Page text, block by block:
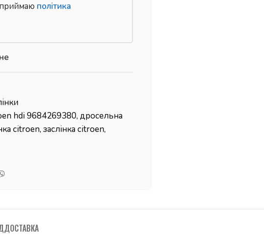
політика
hdi 9684269380, дросельна
citroen, заслінка citroen,
ДОСТАВКА